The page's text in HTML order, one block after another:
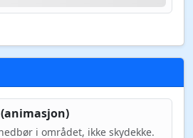
i området, ikke skydekke.